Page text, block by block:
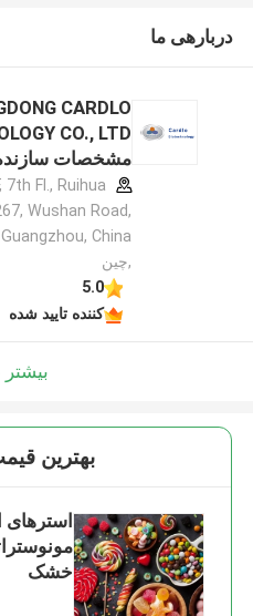
دربارهی ما
CARDLO
مشخصات
7th Fl., Ruihua
Wushan Road,
China
,چین
5.0
کننده تایید شده
بیشتر
بهترين
خشک